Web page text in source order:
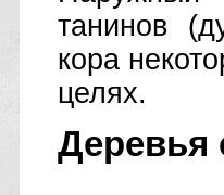
танинов
кора
целях.
Деревья